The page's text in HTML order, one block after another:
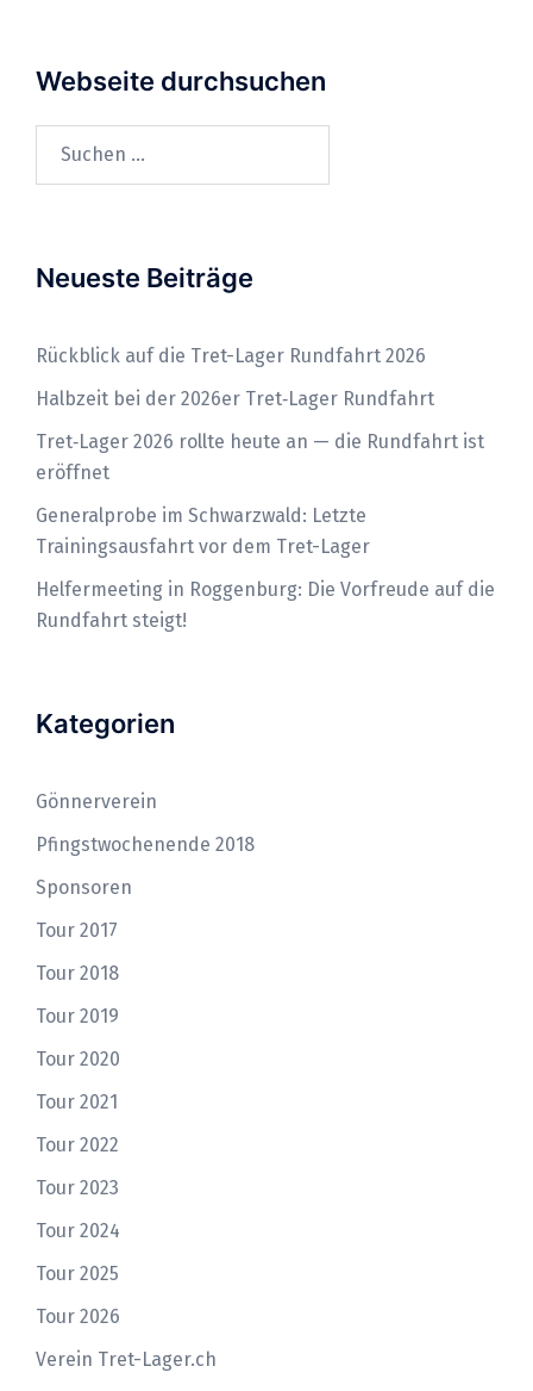
Webseite durchsuchen
Neueste Beiträge
Rückblick auf die Tret-Lager Rundfahrt 2026
Halbzeit bei der 2026er Tret‑Lager Rundfahrt
Tret‑Lager 2026 rollte heute an — die Rundfahrt ist
eröffnet
Generalprobe im Schwarzwald: Letzte
Trainingsausfahrt vor dem Tret-Lager
Helfermeeting in Roggenburg: Die Vorfreude auf die
Rundfahrt steigt!
Kategorien
Gönnerverein
Pfingstwochenende 2018
Sponsoren
Tour 2017
Tour 2018
Tour 2019
Tour 2020
Tour 2021
Tour 2022
Tour 2023
Tour 2024
Tour 2025
Tour 2026
Verein Tret-Lager.ch